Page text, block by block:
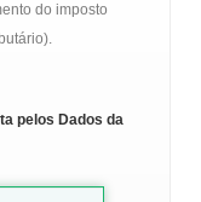
do imposto
pelos Dados da